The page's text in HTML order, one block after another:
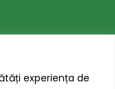
experiența de